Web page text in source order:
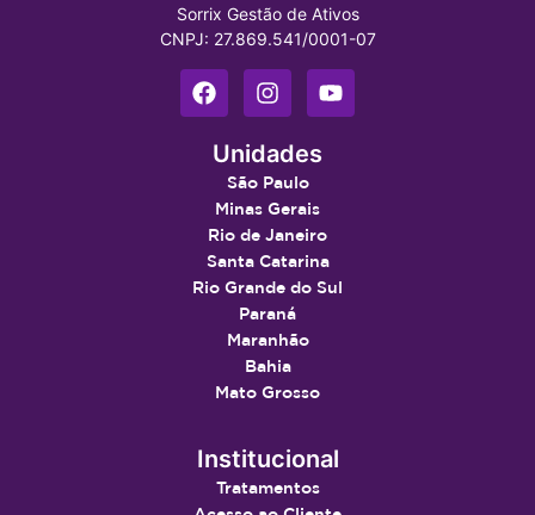
Sorrix Gestão de Ativos
CNPJ: 27.869.541/0001-07
Unidades
São Paulo
Minas Gerais
Rio de Janeiro
Santa Catarina
Rio Grande do Sul
Paraná
Maranhão
Bahia
Mato Grosso
Institucional
Tratamentos